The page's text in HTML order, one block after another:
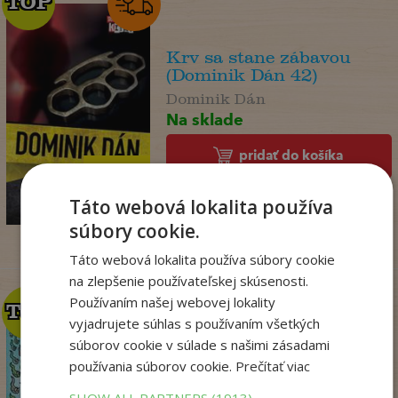
14,18€
Krv sa stane zábavou
(Dominik Dán 42)
Dominik Dán
Na sklade
pridať do košíka
TOP
TOP
Dogman. Larva 22 (8)
Táto webová lokalita používa
súbory cookie.
Táto webová lokalita používa súbory cookie
na zlepšenie používateľskej skúsenosti.
Používaním našej webovej lokality
vyjadrujete súhlas s používaním všetkých
súborov cookie v súlade s našimi zásadami
používania súborov cookie. Prečítať viac